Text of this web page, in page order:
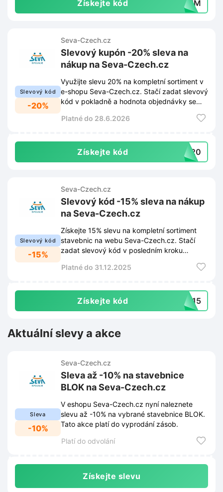
Získejte kód VBNM
Slevový kód
-20%
Seva-Czech.cz
Slevový kupón -20% sleva na
nákup na Seva-Czech.cz
Využijte slevu 20% na kompletní sortiment v
e-shopu Seva-Czech.cz. Stačí zadat slevový
kód v pokladně a hodnota objednávky se
Platné do 28.6.2026
Získejte kód NI20
Slevový kód
-15%
Seva-Czech.cz
Slevový kód -15% sleva na nákup
na Seva-Czech.cz
Získejte 15% slevu na kompletní sortiment
stavebnic na webu Seva-Czech.cz. Stačí
zadat slevový kód v posledním kroku
Platné do 31.12.2025
Získejte kód ni15
Aktuální slevy a akce
Sleva
-10%
Seva-Czech.cz
Sleva až -10% na stavebnice
BLOK na Seva-Czech.cz
V eshopu Seva-Czech.cz nyní naleznete
slevu až -10% na vybrané stavebnice BLOK.
Tato akce platí do vyprodání zásob.
Platí do odvolání
Získejte slevu